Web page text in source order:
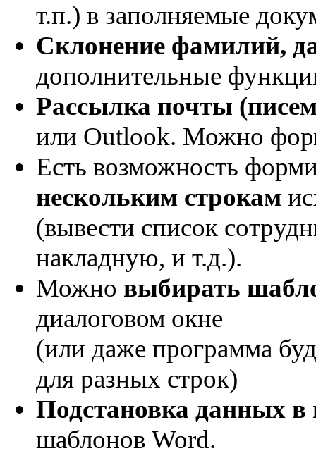
т.п.) в заполняемые
Склонение фамилий,
дополнительные
Рассылка почты
или Outlook. Можно
Есть возможность
нескольким строкам
(вывести список
накладную, и т.д.).
Можно выбирать
диалоговом окне
(или даже программа
для разных строк)
Подстановка данных
шаблонов Word.